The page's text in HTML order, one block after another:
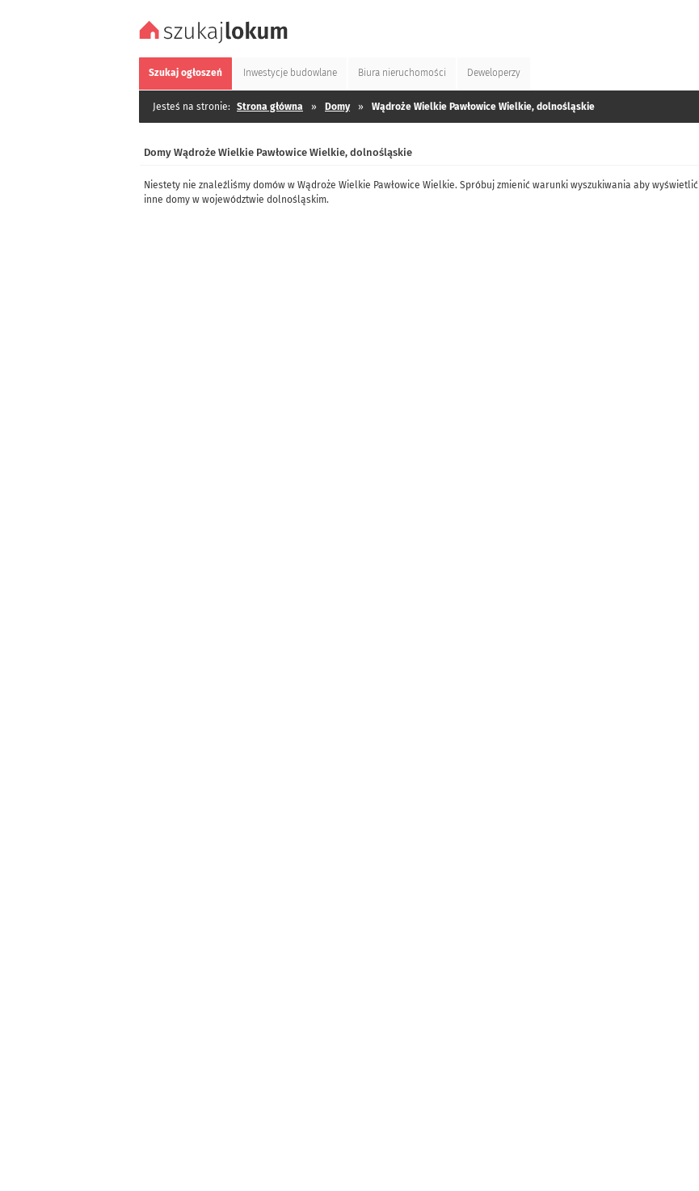
Szukaj ogłoszeń Inwestycje budowlane Biura nieruchomości Deweloperzy
Jesteś na stronie: Strona główna » Domy » Wądroże Wielkie Pawłowice Wielkie, dolnośląskie
Domy Wądroże Wielkie Pawłowice Wielkie, dolnośląskie
Niestety nie znaleźliśmy domów w Wądroże Wielkie Pawłowice Wielkie. Spróbuj zmienić warunki wyszukiwania aby wyświetlić
inne domy w województwie dolnośląskim.